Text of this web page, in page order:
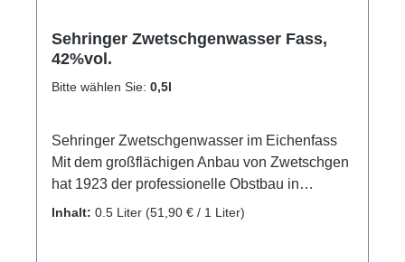
Sehringer Zwetschgenwasser Fass,
42%vol.
Bitte wählen Sie: 0,5l
Sehringer Zwetschgenwasser im Eichenfass
Mit dem großflächigen Anbau von Zwetschgen
hat 1923 der professionelle Obstbau in
unserem Betrieb Einzug gehalten und bis
Inhalt: 0.5 Liter (51,90 € / 1 Liter)